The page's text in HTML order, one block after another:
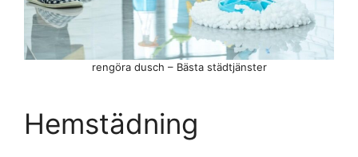
rengöra dusch – Bästa städtjänster
Hemstädning